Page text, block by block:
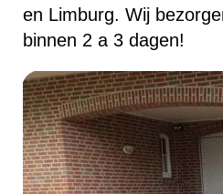
en Limburg. Wij
binnen 2 a 3 dagen!